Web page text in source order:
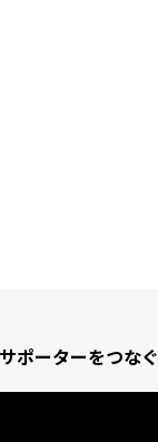
ポーターをつなぐ